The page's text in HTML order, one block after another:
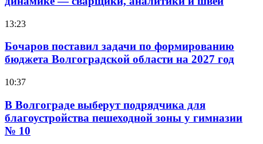
13:23
Бочаров поставил задачи по формированию
бюджета Волгоградской области на 2027 год
10:37
В Волгограде выберут подрядчика для
благоустройства пешеходной зоны у гимназии
№ 10